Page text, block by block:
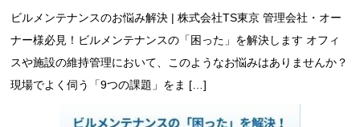
ビルメンテナンスのお悩み解決 | 株式会社TS東京 管理会社・オー
ナー様必見！ビルメンテナンスの「困った」を解決します オフィ
スや施設の維持管理において、このようなお悩みはありませんか？
現場でよく伺う「9つの課題」をま […]